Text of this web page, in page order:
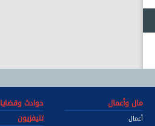
مال وأعمال
أعمال
حوادث وقضايا
تليفزيون